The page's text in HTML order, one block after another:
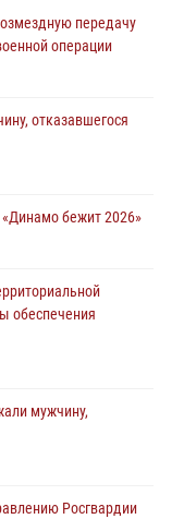
отмечает 37
пресекли
станции
оплатившего счет в
передачу
операции
отказавшегося
бежит 2026»
обеспечения
мужчину,
Росгвардии